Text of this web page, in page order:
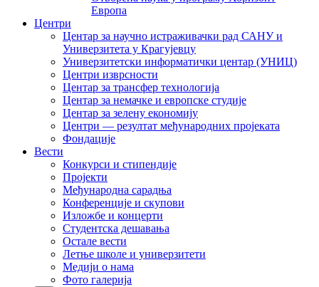
Европа
Центри
Центар за научно истраживачки рад САНУ и
Универзитета у Крагујевцу
Универзитетски информатички центар (УНИЦ)
Центри изврсности
Центар за трансфер технологија
Центар за немачке и европске студије
Центар за зелену економију
Центри — резултат међународних пројеката
Фондације
Вести
Конкурси и стипендије
Пројекти
Међународна сарадња
Конференције и скупови
Изложбе и концерти
Студентска дешавања
Остале вести
Летње школе и универзитети
Медији о нама
Фото галерија